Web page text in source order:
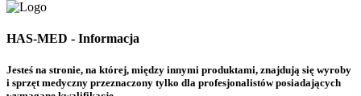
HAS-MED - Informacja
Jesteś na stronie, na której, między innymi produktami, znajdują się wyroby
i sprzęt medyczny przeznaczony tylko dla profesjonalistów posiadających